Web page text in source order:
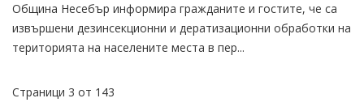
Община Несебър информира гражданите и гостите, че са
извършени дезинсекционни и дератизационни обработки на
територията на населените места в пер...
Страници 3 от 143